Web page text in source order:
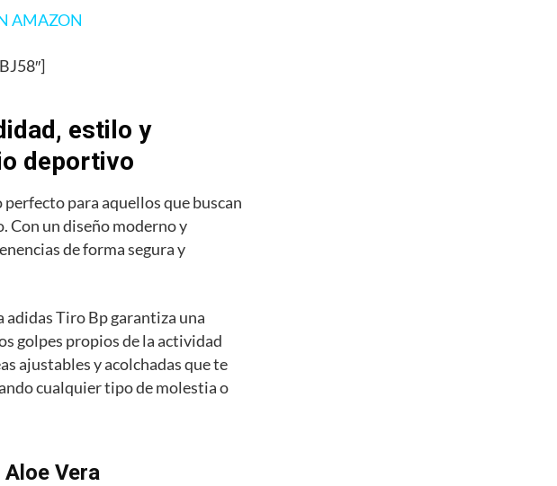
AMAZON
estilo y
deportivo
para aquellos que buscan
Con un diseño moderno y
de forma segura y
adidas Tiro Bp garantiza una
golpes propios de la actividad
ajustables y acolchadas que te
cualquier tipo de molestia o
Vera